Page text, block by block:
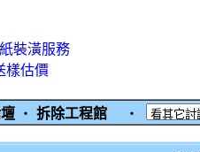
裝潢服務
樣估價
‧ 拆除工程館 ‧